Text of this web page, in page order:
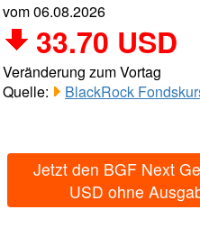
vom 06.08.2026
33.70 USD
Veränderung zum Vortag
Quelle:
BlackRock
Jetzt den BGF Next
USD ohne